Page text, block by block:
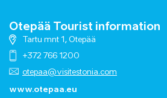
Otepää Tourist information
Tartu mnt 1, Otepää
+372 766 1200
otepaa@visitestonia.com
www.otepaa.eu